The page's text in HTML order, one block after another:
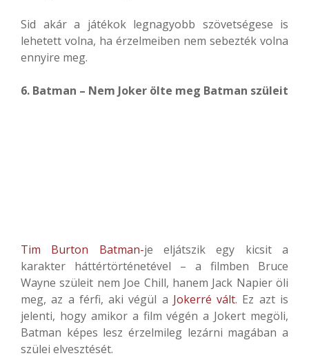
Sid akár a játékok legnagyobb szövetségese is
lehetett volna, ha érzelmeiben nem sebezték volna
ennyire meg.
6. Batman – Nem Joker ölte meg Batman szüleit
Tim Burton Batman-je eljátszik egy kicsit a
karakter háttértörténetével – a filmben Bruce
Wayne szüleit nem Joe Chill, hanem Jack Napier öli
meg, az a férfi, aki végül a Jokerré vált. Ez azt is
jelenti, hogy amikor a film végén a Jokert megöli,
Batman képes lesz érzelmileg lezárni magában a
szülei elvesztését.